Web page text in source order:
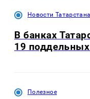
Новости Татарстана
В банках
19
Полезное